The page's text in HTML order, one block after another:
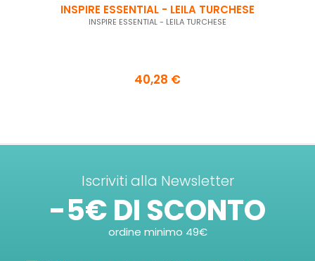
INSPIRE ESSENTIAL - LEILA TURCHESE
INSPIRE ESSENTIAL - LEILA TURCHESE
40,28 €
Iscriviti alla Newsletter
-5€ DI SCONTO
ordine minimo 49€